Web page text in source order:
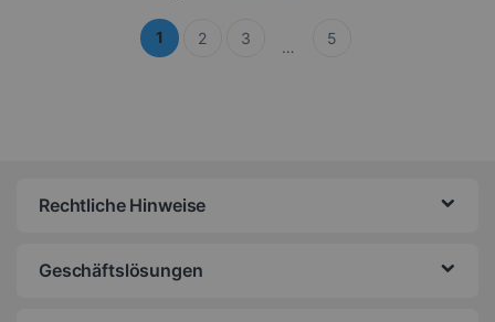
1 2 3 … 5
Rechtliche Hinweise
Geschäftslösungen